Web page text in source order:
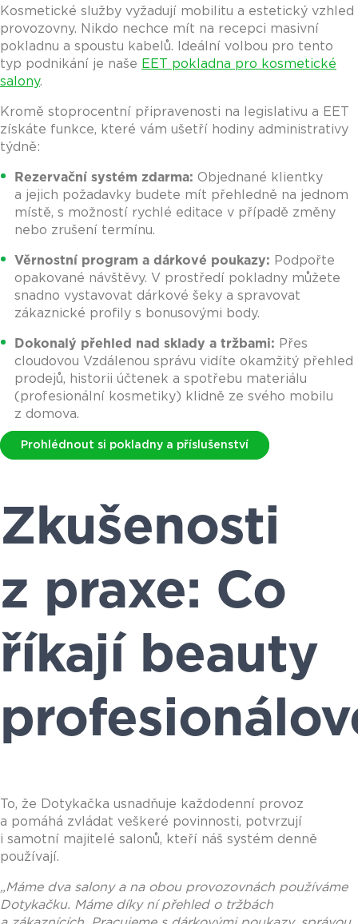
Kosmetické služby vyžadují mobilitu a estetický vzhled
provozovny. Nikdo nechce mít na recepci masivní
pokladnu a spoustu kabelů. Ideální volbou pro tento
typ podnikání je naše EET pokladna pro kosmetické
salony.
Kromě stoprocentní připravenosti na legislativu a EET
získáte funkce, které vám ušetří hodiny administrativy
týdně:
Rezervační systém zdarma: Objednané klientky
a jejich požadavky budete mít přehledně na jednom
místě, s možností rychlé editace v případě změny
nebo zrušení termínu.
Věrnostní program a dárkové poukazy: Podpořte
opakované návštěvy. V prostředí pokladny můžete
snadno vystavovat dárkové šeky a spravovat
zákaznické profily s bonusovými body.
Dokonalý přehled nad sklady a tržbami: Přes
cloudovou Vzdálenou správu vidíte okamžitý přehled
prodejů, historii účtenek a spotřebu materiálu
(profesionální kosmetiky) klidně ze svého mobilu
z domova.
Prohlédnout si pokladny a příslušenství
Zkušenosti
z praxe: Co
říkají beauty
To, že Dotykačka usnadňuje každodenní provoz
a pomáhá zvládat veškeré povinnosti, potvrzují
i samotní majitelé salonů, kteří náš systém denně
používají.
„Máme dva salony a na obou provozovnách používáme
Dotykačku. Máme díky ní přehled o tržbách